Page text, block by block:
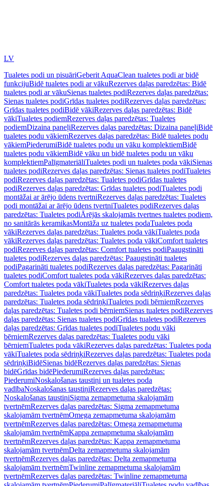
LV
Tualetes podi un pisuāriGeberit AquaClean tualetes podi ar bidē
funkcijuBidē tualetes podi ar vākuRezerves daļas paredzētas: Bidē
tualetes podi ar vākuSienas tualetes podiRezerves daļas paredzētas:
Sienas tualetes podiGrīdas tualetes podiRezerves daļas paredzētas:
Grīdas tualetes podiBidē vākiRezerves daļas paredzētas: Bidē
vākiTualetes podiemRezerves daļas paredzētas: Tualetes
podiemDizaina paneļiRezerves daļas paredzētas: Dizaina paneļiBidē
tualetes podu vākiemRezerves daļas paredzētas: Bidē tualetes podu
vākiemPiederumiBidē tualetes podu un vāku komplektiemBidē
tualetes podu vākiemBidē vāku un bidē tualetes podu un vāku
komplektiemPalīgmateriāliTualetes podi un tualetes poda vākiSienas
tualetes podiRezerves daļas paredzētas: Sienas tualetes podiTualetes
podiRezerves daļas paredzētas: Tualetes podiGrīdas tualetes
podiRezerves daļas paredzētas: Grīdas tualetes podiTualetes podi
montāžai ar ārējo ūdens tvertniRezerves daļas paredzētas: Tualetes
podi montāžai ar ārējo ūdens tvertniTualetes podiRezerves daļas
paredzētas: Tualetes podiĀrējās skalojamās tvertnes tualetes podiem,
no sanitārās keramikasMontāža uz tualetes podaTualetes poda
vākiRezerves daļas paredzētas: Tualetes poda vākiTualetes poda
vākiRezerves daļas paredzētas: Tualetes poda vākiComfort tualetes
podiRezerves daļas paredzētas: Comfort tualetes podiPaaugstināti
tualetes podiRezerves daļas paredzētas: Paaugstināti tualetes
podiPagarināti tualetes podiRezerves daļas paredzētas: Pagarināti
tualetes podiComfort tualetes poda vākiRezerves daļas paredzētas:
Comfort tualetes poda vākiTualetes poda vākiRezerves daļas
paredzētas: Tualetes poda vākiTualetes poda sēdriņķiRezerves daļas
paredzētas: Tualetes poda sēdriņķiTualetes podi bērniemRezerves
daļas paredzētas: Tualetes podi bērniemSienas tualetes podiRezerves
daļas paredzētas: Sienas tualetes podiGrīdas tualetes podiRezerves
daļas paredzētas: Grīdas tualetes podiTualetes podu vāki
bērniemRezerves daļas paredzētas: Tualetes podu vāki
bērniemTualetes poda vākiRezerves daļas paredzētas: Tualetes poda
vākiTualetes poda sēdriņķiRezerves daļas paredzētas: Tualetes poda
sēdriņķiBidēSienas bidēRezerves daļas paredzētas: Sienas
bidēGrīdas bidēPiederumiRezerves daļas paredzētas:
PiederumiNoskalošanas taustiņi un tualetes poda
vadībaNoskalošanas taustiņiRezerves daļas paredzētas:
Noskalošanas taustiņiSigma zemapmetuma skalojamām
tvertnēmRezerves daļas paredzētas: Sigma zemapmetuma
skalojamām tvertnēmOmega zemapmetuma skalojamām
tvertnēmRezerves daļas paredzētas: Omega zemapmetuma
skalojamām tvertnēmKappa zemapmetuma skalojamām
tvertnēmRezerves daļas paredzētas: Kappa zemapmetuma
skalojamām tvertnēmDelta zemapmetuma skalojamām
tvertnēmRezerves daļas paredzētas: Delta zemapmetuma
skalojamām tvertnēmTwinline zemapmetuma skalojamām
tvertnēmRezerves daļas paredzētas: Twinline zemapmetuma